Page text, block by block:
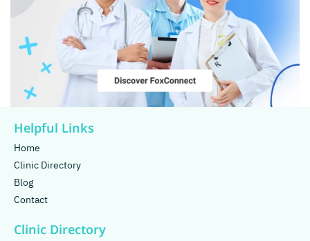
Helpful Links
Home
Clinic Directory
Blog
Contact
Clinic Directory